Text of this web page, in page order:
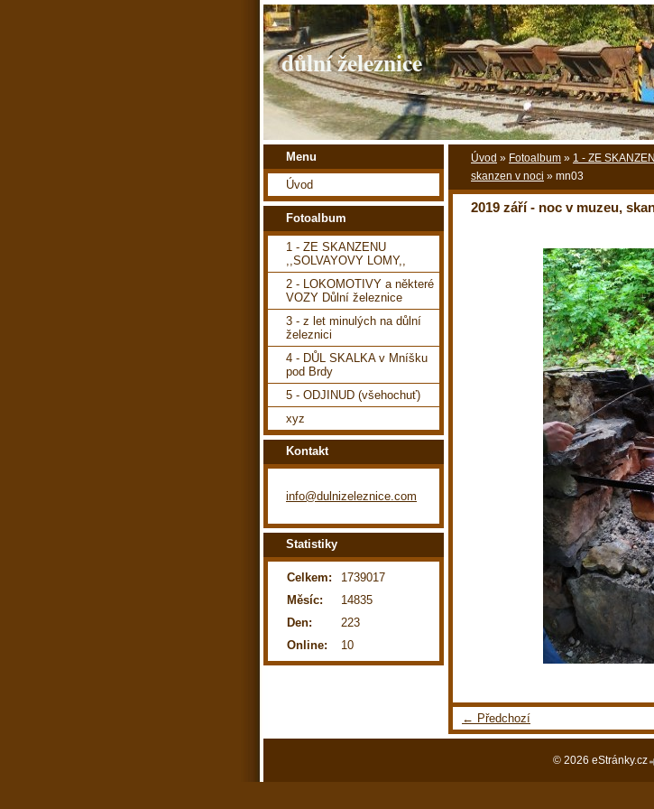
důlní železnice
Úvod » Fotoalbum » 1 - ZE
skanzen v noci » mn03
2019 září - noc v muzeu,
← Předchozí
Menu
Úvod
Fotoalbum
1 - ZE SKANZENU
,,SOLVAYOVY LOMY,,
2 - LOKOMOTIVY a některé
VOZY Důlní železnice
3 - z let minulých na důlní
železnici
4 - DŮL SKALKA v Mníšku
pod Brdy
5 - ODJINUD (všehochuť)
xyz
Kontakt
info@dulnizeleznice.com
Statistiky
Online: 10
Celkem:
1739017
Měsíc:
14835
Den:
223
© 2026 eStránky.cz